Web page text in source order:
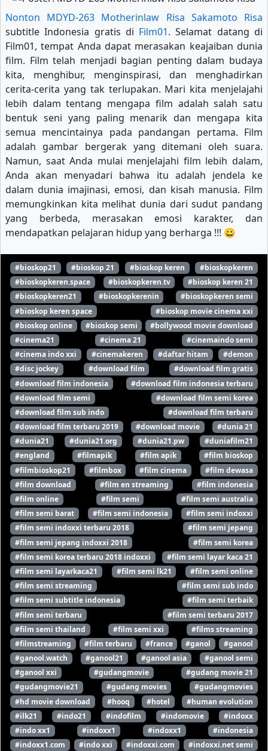
Nonton MDYD-263 Motherinlaw Risa Sakamoto Risa
subtitle Indonesia gratis di Film01. Selamat datang di
Film01, tempat Anda dapat merasakan keajaiban dunia
film. Film telah menjadi bagian penting dalam budaya
kita, menghibur, menginspirasi, dan menghadirkan
cerita-cerita yang tak terlupakan. Mari kita menjelajahi
lebih dalam tentang mengapa film adalah salah satu
bentuk seni yang paling menarik dan mengapa kita
semua mencintainya pada pandangan pertama. Film
adalah gambar bergerak yang ditemani oleh suara.
Namun, saat Anda mulai menjelajahi film lebih dalam,
Anda akan menyadari bahwa itu adalah jendela ke
dalam dunia imajinasi, emosi, dan kisah manusia. Film
memungkinkan kita melihat dunia dari sudut pandang
yang berbeda, merasakan emosi karakter, dan
mendapatkan pelajaran hidup yang berharga !!! 😀
#bioskop21 #bioskop 21 #bioskop keren
#bioskopkeren
#bioskopkeren.space
#bioskopkeren.tv
#bioskop keren 21
#bioskopkeren21
#bioskopkerenin
#bioskopkeren semi
#bioskop keren space
#bioskop movie cinema xxi
#bioskop online
#bioskop semi
#bollywood movie download
#cinema21
#cinema 21
#cinemaindo semi
#cinema indo xxi
#cinemakeren #daftar hitam
#demon
#disc jockey
#download film
#download film gratis
#download film indonesia
#download film indonesia terbaru
#download film semi
#download film semi korea
#download film sub indo
#download film terbaru
#download film terbaru 2019
#download movie
#dunia 21
#dunia21
#dunia21.org #dunia21.pw
#duniafilm21
#england
#filmapik #film apik
#film bioskop
#filmbioskop21
#filmbox #film cinema
#film dewasa
#film download
#film en streaming
#film indonesia
#film online
#film semi
#film semi australia
#film semi barat
#film semi indonesia
#film semi indoxxi
#film semi indoxxi terbaru 2018
#film semi jepang
#film semi jepang indoxxi 2018
#film semi korea
#film semi korea terbaru 2018 indoxxi
#film semi layar kaca 21
#film semi layarkaca21
#film semi lk21
#film semi online
#film semi streaming
#film semi sub indo
#film semi subtitle indonesia
#film semi terbaik
#film semi terbaru
#film semi terbaru 2017
#film semi thailand
#film semi xxi
#films streaming
#filmstreaming
#film terbaru #france #ganol
#ganool
#ganool.watch
#ganool21 #ganool asia
#ganool semi
#ganool xxi
#gudangmovie
#gudang movie 21
#gudangmovie21
#gudang movies
#gudangmovies
#hd movie download
#hooq #hotel
#human evolution
#ilk21
#indo21 #indofilm #indomovie
#indoxx
#indo xx1
#indoxx1 #indoxx1
#indonesia
#indoxx1.com
#indo xxi #indoxxi.com
#indoxxi.net semi